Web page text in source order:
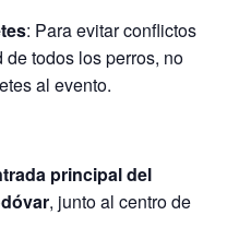
: Para evitar conflictos
todos los perros, no
al evento.
principal del
, junto al centro de